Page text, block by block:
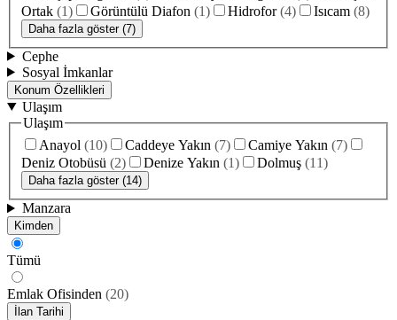
Ortak (1) Görüntülü Diafon (1) Hidrofor (4) Isıcam (8)
Daha fazla göster (7)
Cephe
Sosyal İmkanlar
Konum Özellikleri
Ulaşım
Ulaşım
Anayol (10) Caddeye Yakın (7) Camiye Yakın (7)
Deniz Otobüsü (2) Denize Yakın (1) Dolmuş (11)
Daha fazla göster (14)
Manzara
Kimden
Tümü
Emlak Ofisinden (20)
İlan Tarihi